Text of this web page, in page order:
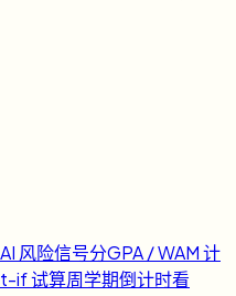
风险信号分GPA / WAM 计
if 试算周学期倒计时看